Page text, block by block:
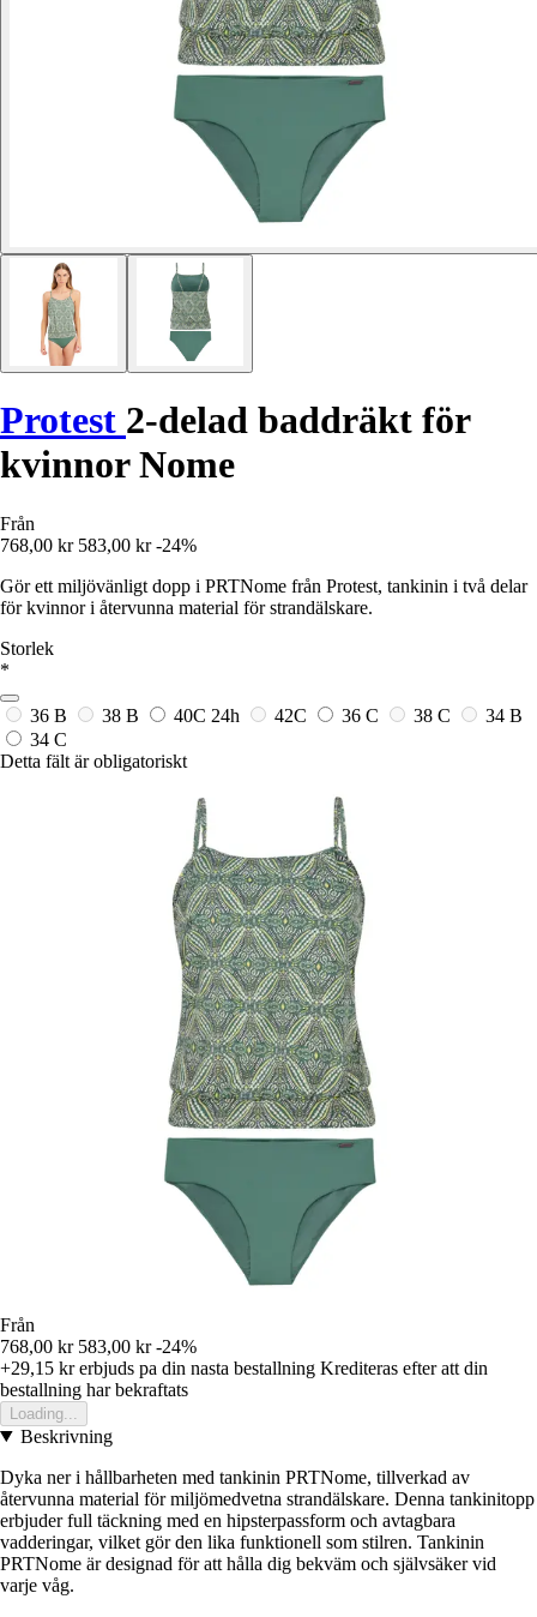
Protest 2-delad baddräkt för
kvinnor Nome
Från
768,00 kr 583,00 kr -24%
Gör ett miljövänligt dopp i PRTNome från Protest, tankinin i två delar
för kvinnor i återvunna material för strandälskare.
Storlek
*
36 B 38 B 40C 24h 42C 36 C 38 C
34 B
34 C
Detta fält är obligatoriskt
Från
768,00 kr 583,00 kr -24%
+29,15 krerbjuds pa din nasta bestallning Krediteras efter att din
bestallning har bekraftats
Loading...
Beskrivning
Dyka ner i hållbarheten med tankinin PRTNome, tillverkad av
återvunna material för miljömedvetna strandälskare. Denna tankinitopp
erbjuder full täckning med en hipsterpassform och avtagbara
vadderingar, vilket gör den lika funktionell som stilren. Tankinin
PRTNome är designad för att hålla dig bekväm och självsäker vid
varje våg.